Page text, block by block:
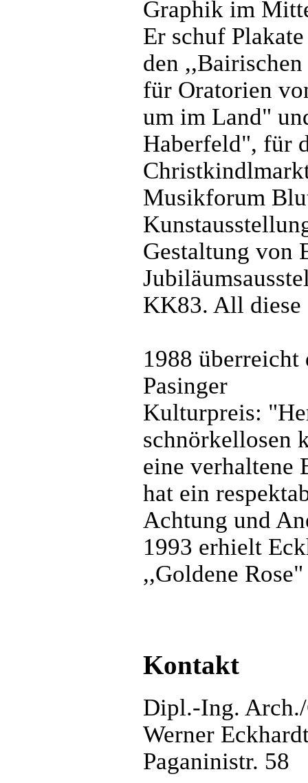
Graphik im
Er schuf
den
für Oratorien
um im Land"
Haberfeld", für
Musikforum
Gestaltung von
KK83. All diese
1988 überreicht
Pasinger
Kulturpreis:
schnörkellosen
eine verhaltene
hat ein
Achtung und
1993 erhielt
,,Goldene
Kontakt
Dipl.-Ing.
Werner
Paganinistr. 58